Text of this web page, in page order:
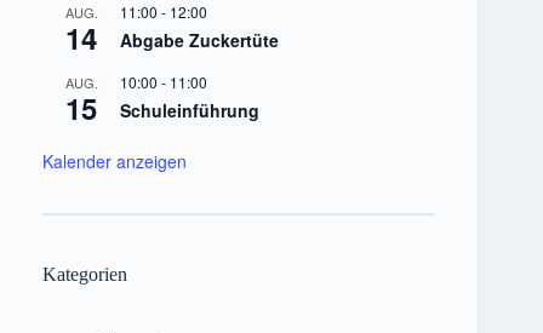
AUG.
14
11:00 - 12:00
Abgabe Zuckertüte
AUG.
15
10:00 - 11:00
Schuleinführung
Kalender anzeigen
Kategorien